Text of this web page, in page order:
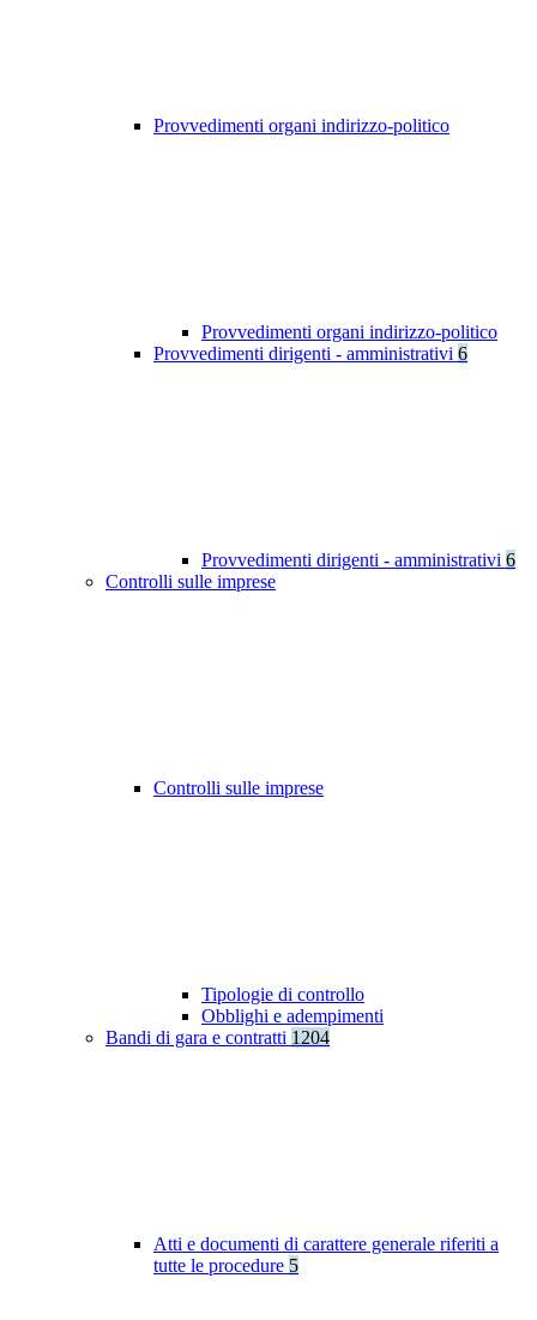
Provvedimenti organi indirizzo-politico
Provvedimenti organi indirizzo-politico
Provvedimenti dirigenti - amministrativi 6
Provvedimenti dirigenti - amministrativi 6
Controlli sulle imprese
Controlli sulle imprese
Tipologie di controllo
Obblighi e adempimenti
Bandi di gara e contratti 1204
Atti e documenti di carattere generale riferiti a
tutte le procedure 5